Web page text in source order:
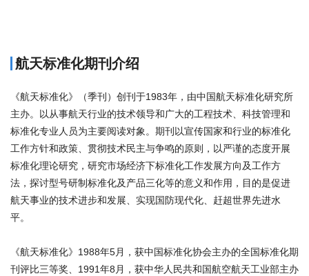
航天标准化期刊介绍
《航天标准化》（季刊）创刊于1983年，由中国航天标准化研究所
主办。以从事航天行业的技术领导和广大的工程技术、科技管理和
标准化专业人员为主要阅读对象。期刊以宣传国家和行业的标准化
工作方针和政策、贯彻技术民主与争鸣的原则，以严谨的态度开展
标准化理论研究，研究市场经济下标准化工作发展方向及工作方
法，探讨型号研制标准化及产品三化等的意义和作用，目的是促进
航天事业的技术进步和发展、实现国防现代化、赶超世界先进水
平。
《航天标准化》1988年5月，获中国标准化协会主办的全国标准化期
刊评比三等奖、1991年8月，获中华人民共和国航空航天工业部主办